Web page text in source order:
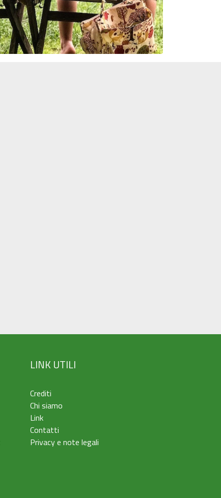
LINK UTILI
Crediti
Chi siamo
Link
Contatti
Privacy e note legali